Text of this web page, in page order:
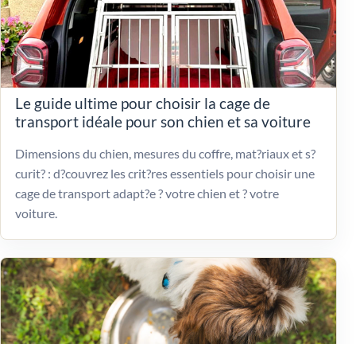
Le guide ultime pour choisir la cage de
transport idéale pour son chien et sa voiture
Dimensions du chien, mesures du coffre, mat?riaux et s?
curit? : d?couvrez les crit?res essentiels pour choisir une
cage de transport adapt?e ? votre chien et ? votre
voiture.